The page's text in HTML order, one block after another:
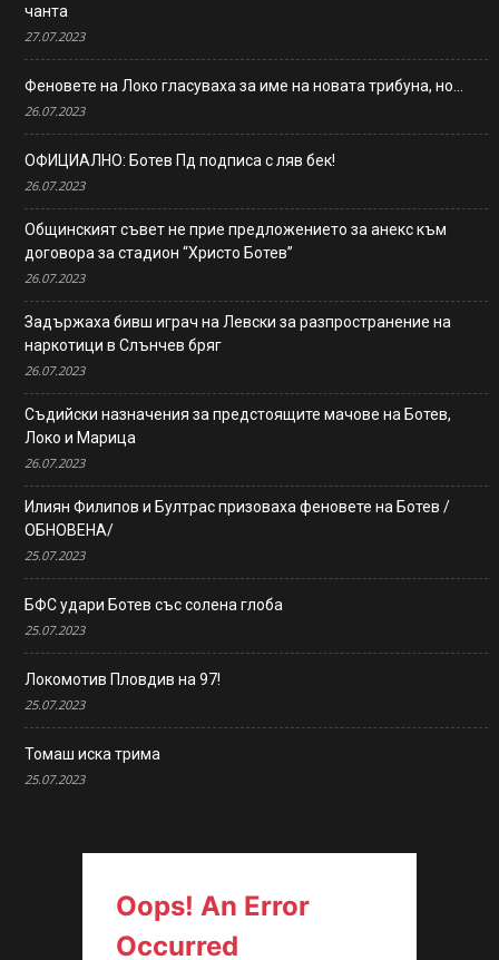
чанта
27.07.2023
Феновете на Локо гласуваха за име на новата трибуна, но…
26.07.2023
ОФИЦИАЛНО: Ботев Пд подписа с ляв бек!
26.07.2023
Общинският съвет не прие предложението за анекс към
договора за стадион “Христо Ботев”
26.07.2023
Задържаха бивш играч на Левски за разпространение на
наркотици в Слънчев бряг
26.07.2023
Съдийски назначения за предстоящите мачове на Ботев,
Локо и Марица
26.07.2023
Илиян Филипов и Бултрас призоваха феновете на Ботев /
ОБНОВЕНА/
25.07.2023
БФС удари Ботев със солена глоба
25.07.2023
Локомотив Пловдив на 97!
25.07.2023
Томаш иска трима
25.07.2023